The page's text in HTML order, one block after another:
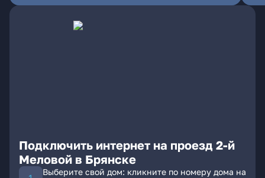
Подключить интернет на проезд 2-й
Меловой в Брянске
Выберите свой дом: кликните по номеру дома на